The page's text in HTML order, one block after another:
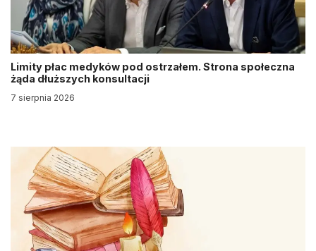
Limity płac medyków pod ostrzałem. Strona społeczna
żąda dłuższych konsultacji
7 sierpnia 2026